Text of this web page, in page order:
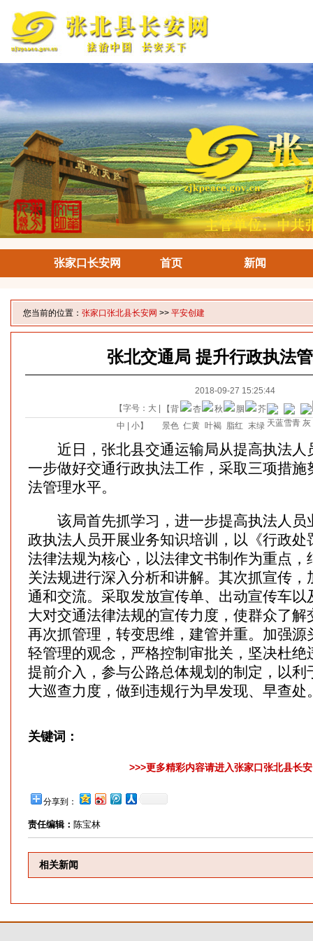
张家口长安网 首页 新闻
您当前的位置： 张家口张北县长安网 >> 平安创建
张北交通局 提升行政执法
2018-09-27 15:25:44
【字号： 大
中
小】
【背
景色
近日，张北县交通运输局从提高执法人
一步做好交通行政执法工作，采取三项措施
法管理水平。
该局首先抓学习，进一步提高执法人员
政执法人员开展业务知识培训，以《行政处
法律法规为核心，以法律文书制作为重点，
关法规进行深入分析和讲解。其次抓宣传，
通和交流。采取发放宣传单、出动宣传车以
大对交通法律法规的宣传力度，使群众了解
再次抓管理，转变思维，建管并重。加强源
轻管理的观念，严格控制审批关，坚决杜绝
提前介入，参与公路总体规划的制定，以利
大巡查力度，做到违规行为早发现、早查处
关键词：
>>>更多精彩内容请进入张家口张北县长
分享到：
责任编辑： 陈宝林
相关新闻